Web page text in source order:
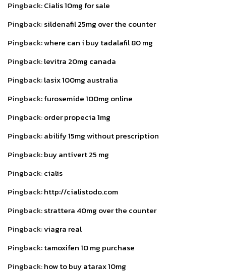
Pingback:Cialis 10mg for sale
Pingback:sildenafil 25mg over the counter
Pingback:where can i buy tadalafil 80 mg
Pingback:levitra 20mg canada
Pingback:lasix 100mg australia
Pingback:furosemide 100mg online
Pingback:order propecia 1mg
Pingback:abilify 15mg without prescription
Pingback:buy antivert 25 mg
Pingback:cialis
Pingback:http://cialistodo.com
Pingback:strattera 40mg over the counter
Pingback:viagra real
Pingback:tamoxifen 10 mg purchase
Pingback:how to buy atarax 10mg